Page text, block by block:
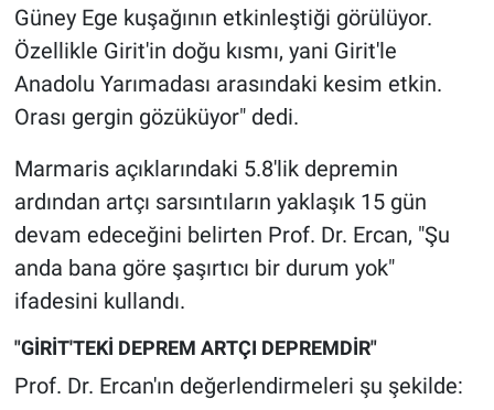
Güney Ege kuşağının etkinleştiği görülüyor.
Özellikle Girit'in doğu kısmı, yani Girit'le
Anadolu Yarımadası arasındaki kesim etkin.
Orası gergin gözüküyor" dedi.
Marmaris açıklarındaki 5.8'lik depremin
ardından artçı sarsıntıların yaklaşık 15 gün
devam edeceğini belirten Prof. Dr. Ercan, "Şu
anda bana göre şaşırtıcı bir durum yok"
ifadesini kullandı.
"GİRİT'TEKİ DEPREM ARTÇI DEPREMDİR"
Prof. Dr. Ercan'ın değerlendirmeleri şu şekilde:
Nedir
Popüler
Sağlık
Spor
Teknoloji